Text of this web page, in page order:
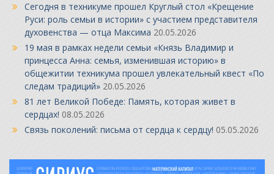
Сегодня в техникуме прошел Круглый стол «Крещение
Руси: роль семьи в истории» с участием представителя
духовенства — отца Максима 20.05.2026
19 мая в рамках недели семьи «Князь Владимир и
принцесса Анна: семья, изменившая историю» в
общежитии техникума прошел увлекательный квест «По
следам традиций» 20.05.2026
81 лет Великой Победе: Память, которая живет в
сердцах! 08.05.2026
Связь поколений: письма от сердца к сердцу! 05.05.2026